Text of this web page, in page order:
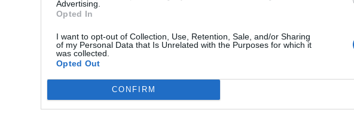
Advertising.
Opted In
I want to opt-out of Collection, Use, Retention, Sale, and/or Sharing
of my Personal Data that Is Unrelated with the Purposes for which it
was collected.
Opted Out
CONFIRM